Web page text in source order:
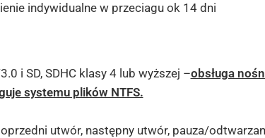
indywidualne w przeciagu ok 14 dni
i SD, SDHC klasy 4 lub wyższej –obsługa
systemu plików NTFS.
utwór, następny utwór, pauza/